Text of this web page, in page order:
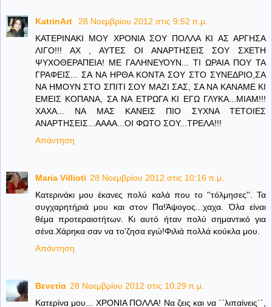
KatrinArt
28 Νοεμβρίου 2012 στις 9:52 π.μ.
ΚΑΤΕΡΙΝΑΚΙ ΜΟΥ ΧΡΟΝΙΑ ΣΟΥ ΠΟΛΛΑ ΚΙ ΑΣ ΑΡΓΗΣΑ
ΛΙΓΟ!!! ΑΧ , ΑΥΤΕΣ ΟΙ ΑΝΑΡΤΗΣΕΙΣ ΣΟΥ ΣΧΕΤΗ
ΨΥΧΟΘΕΡΑΠΕΙΑ! ΜΕ ΓΑΛΗΝΕΥΟΥΝ... ΤΙ ΩΡΑΙΑ ΠΟΥ ΤΑ
ΓΡΑΦΕΙΣ... ΣΑ ΝΑ ΗΡΘΑ ΚΟΝΤΑ ΣΟΥ ΣΤΟ ΣΥΝΕΔΡΙΟ,ΣΑ
ΝΑ ΗΜΟΥΝ ΣΤΟ ΣΠΙΤΙ ΣΟΥ ΜΑΖΙ ΣΑΣ, ΣΑ ΝΑ ΚΑΝΑΜΕ ΚΙ
ΕΜΕΙΣ ΚΟΠΑΝΑ, ΣΑ ΝΑ ΕΤΡΩΓΑ ΚΙ ΕΓΩ ΓΛΥΚΑ...ΜΙΑΜ!!!
ΧΑΧΑ... ΝΑ ΜΑΣ ΚΑΝΕΙΣ ΠΙΟ ΣΥΧΝΑ ΤΕΤΟΙΕΣ
ΑΝΑΡΤΗΣΕΙΣ...ΑΑΑΑ...ΟΙ ΦΩΤΟ ΣΟΥ...ΤΡΕΛΑ!!!
Απάντηση
Maria Villioti 28 Νοεμβρίου 2012 στις 10:16 π.μ.
Κατερινάκι μου έκανες πολύ καλά που το ''τόλμησες''. Τα
συγχαρητήριά μου και στον Πα!Άψογος...χαχα. Όλα είναι
θέμα προτεραιοτήτων. Κι αυτό ήταν πολύ σημαντικό για
σένα.Χάρηκα σαν να το'ζησα εγώ!Φιλιά πολλά κούκλα μου.
Απάντηση
Βενετία 28 Νοεμβρίου 2012 στις 10:29 π.μ.
Κατερίνα μου... ΧΡΟΝΙΑ ΠΟΛΛΑ! Να ζεις και να ΄΄λιπαίνεις΄΄,